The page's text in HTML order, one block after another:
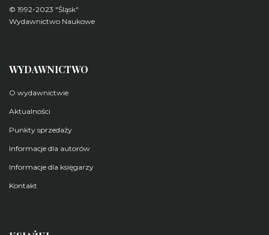
© 1992-2023 "Śląsk"
Wydawnictwo Naukowe
WYDAWNICTWO
O wydawnictwie
Aktualności
Punkty sprzedaży
Informacje dla autorów
Informacje dla księgarzy
Kontakt